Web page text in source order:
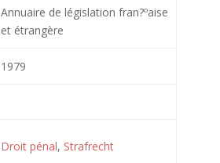
Annuaire de législation fran?ºaise
et étrangère
1979
Droit pénal, Strafrecht